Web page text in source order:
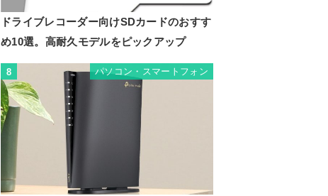
ドライブレコーダー向けSDカードのおすす
め10選。高耐久モデルをピックアップ
8 パソコン・スマートフォン